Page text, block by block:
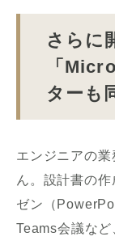
さらに
「
ターも
エンジニアの
ん。設計書の
ゼン（
Teams会議な